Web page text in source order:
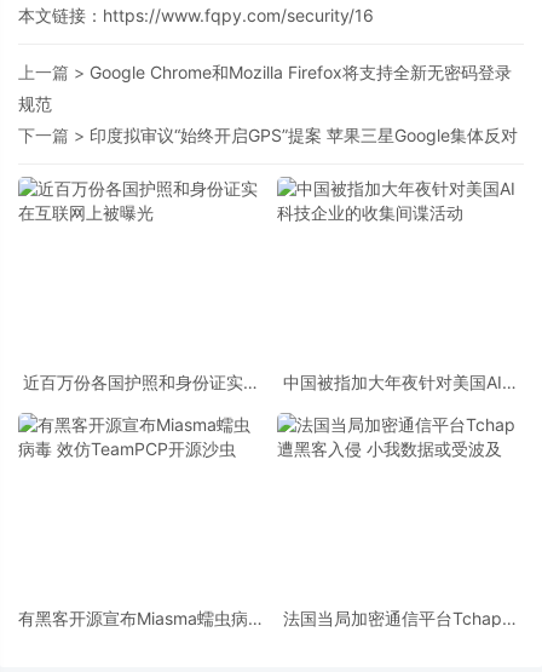
本文链接： https://www.fqpy.com/security/16
上一篇 > Google Chrome和Mozilla Firefox将支持全新无密码登录
规范
下一篇 > 印度拟审议“始终开启GPS”提案 苹果三星Google集体反对
近百万份各国护照和身份证实在
中国被指加大年夜针对美国AI科
有黑客开源宣布Miasma蠕虫病毒
法国当局加密通信平台Tchap遭